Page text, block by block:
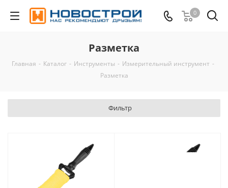
0
Разметка
Главная - Каталог - Инструменты - Измерительный инструмент -
Разметка
Фильтр